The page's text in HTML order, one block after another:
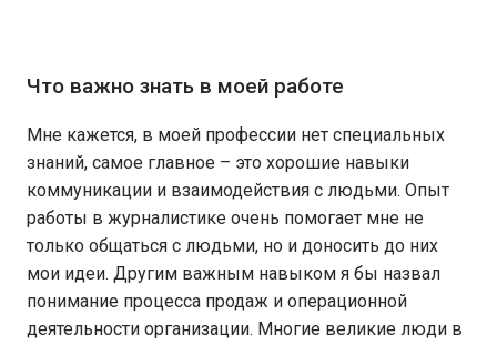
Что важно знать в моей работе
Мне кажется, в моей профессии нет специальных
знаний, самое главное – это хорошие навыки
коммуникации и взаимодействия с людьми. Опыт
работы в журналистике очень помогает мне не
только общаться с людьми, но и доносить до них
мои идеи. Другим важным навыком я бы назвал
понимание процесса продаж и операционной
деятельности организации. Многие великие люди в